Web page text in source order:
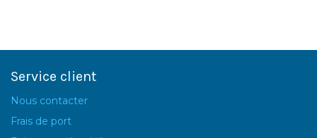
Service client
Nous contacter
Frais de port